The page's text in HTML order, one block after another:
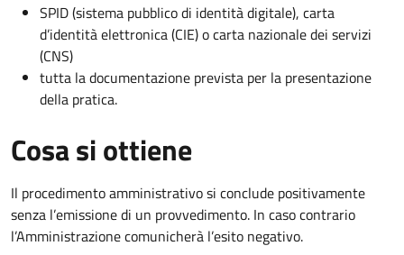
SPID (sistema pubblico di identità digitale), carta
d’identità elettronica (CIE) o carta nazionale dei servizi
(CNS)
tutta la documentazione prevista per la presentazione
della pratica.
Cosa si ottiene
Il procedimento amministrativo si conclude positivamente
senza l’emissione di un provvedimento. In caso contrario
l’Amministrazione comunicherà l’esito negativo.